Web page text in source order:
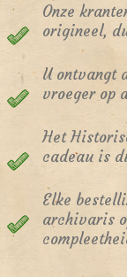
Onze
origineel,
U ontvangt
vroeger op
Het
cadeau is
Elke
archivaris